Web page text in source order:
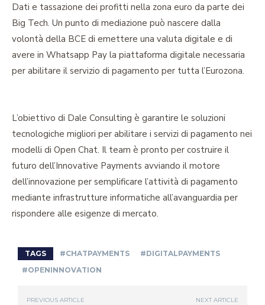
Dati e tassazione dei profitti nella zona euro da parte dei
Big Tech. Un punto di mediazione può nascere dalla
volontà della BCE di emettere una valuta digitale e di
avere in Whatsapp Pay la piattaforma digitale necessaria
per abilitare il servizio di pagamento per tutta l’Eurozona.
L’obiettivo di Dale Consulting è garantire le soluzioni
tecnologiche migliori per abilitare i servizi di pagamento nei
modelli di Open Chat. Il team è pronto per costruire il
futuro dell’Innovative Payments avviando il motore
dell’innovazione per semplificare l’attività di pagamento
mediante infrastrutture informatiche all’avanguardia per
rispondere alle esigenze di mercato.
TAGS #CHATPAYMENTS
#DIGITALPAYMENTS
#OPENINNOVATION
PREVIOUS ARTICLE NEXT ARTICLE